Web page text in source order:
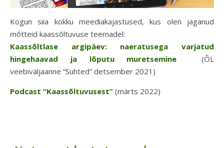
Kogun siia kokku meediakajastused, kus olen jaganud
mõtteid kaassõltuvuse teemadel:
Kaassõltlase argipäev: naeratusega varjatud
hingehaavad ja lõputu muretsemine
(ÕL
veebiväljaanne “Suhted” detsember 2021)
Podcast “Kaassõltuvusest” (märts 2022)